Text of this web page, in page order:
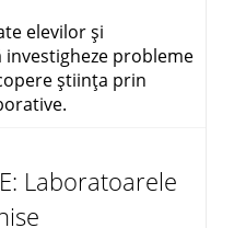
elevilor și
probleme
știința prin
Laboratoarele